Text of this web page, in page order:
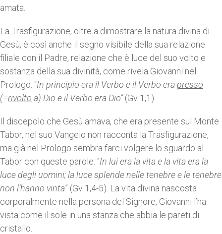
amata.
La Trasfigurazione, oltre a dimostrare la natura divina di
Gesù, è così anche il segno visibile della sua relazione
filiale con il Padre, relazione che è luce del suo volto e
sostanza della sua divinità, come rivela Giovanni nel
Prologo: “In principio era il Verbo e il Verbo erapresso
(=rivolto a) Dio e il Verbo era Dio”(Gv 1,1).
Il discepolo che Gesù amava, che era presente sul Monte
Tabor, nel suo Vangelo non racconta la Trasfigurazione,
ma già nel Prologo sembra farci volgere lo sguardo al
Tabor con queste parole: “In lui era la vita e la vita era la
luce degli uomini; la luce splende nelle tenebre e le tenebre
non l’hanno vinta” (Gv 1,4-5). La vita divina nascosta
corporalmente nella persona del Signore, Giovanni l’ha
vista come il sole in una stanza che abbia le pareti di
cristallo.